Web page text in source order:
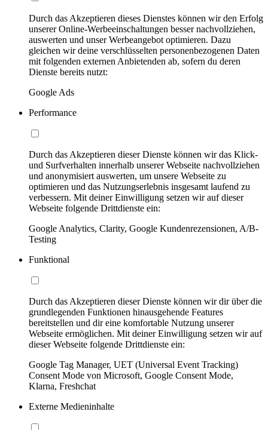
Durch das Akzeptieren dieses Dienstes können wir den Erfolg
unserer Online-Werbeeinschaltungen besser nachvollziehen,
auswerten und unser Werbeangebot optimieren. Dazu
gleichen wir deine verschlüsselten personenbezogenen Daten
mit folgenden externen Anbietenden ab, sofern du deren
Dienste bereits nutzt:
Google Ads
Performance
Durch das Akzeptieren dieser Dienste können wir das Klick-
und Surfverhalten innerhalb unserer Webseite nachvollziehen
und anonymisiert auswerten, um unsere Webseite zu
optimieren und das Nutzungserlebnis insgesamt laufend zu
verbessern. Mit deiner Einwilligung setzen wir auf dieser
Webseite folgende Drittdienste ein:
Google Analytics, Clarity, Google Kundenrezensionen, A/B-
Testing
Funktional
Durch das Akzeptieren dieser Dienste können wir dir über die
grundlegenden Funktionen hinausgehende Features
bereitstellen und dir eine komfortable Nutzung unserer
Webseite ermöglichen. Mit deiner Einwilligung setzen wir auf
dieser Webseite folgende Drittdienste ein:
Google Tag Manager, UET (Universal Event Tracking)
Consent Mode von Microsoft, Google Consent Mode,
Klarna, Freshchat
Externe Medieninhalte